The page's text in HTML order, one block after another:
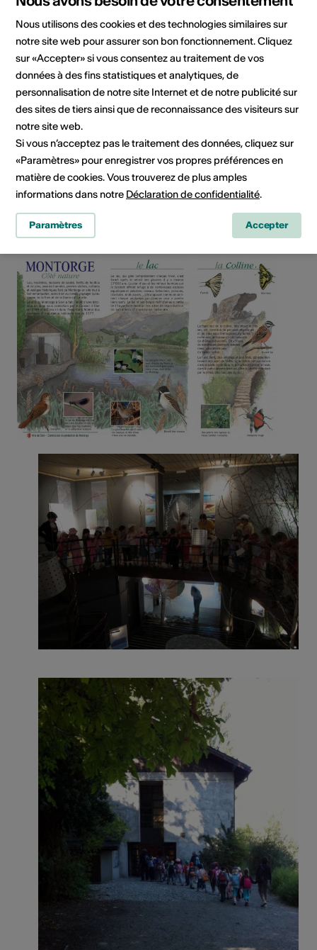
Promenade du lac
Montorge
1950 Sion
Téléphone 0273953639
E-Mail
Site Internet
Planifier un itinéraire
Transports publics
Partager l'infrastructure
Nous utilisons des cookies et des technologies similaires sur
notre site web pour assurer son bon fonctionnement. Cliquez
sur «Accepter» si vous consentez au traitement de vos
données à des fins statistiques et analytiques, de
personnalisation de notre site Internet et de notre publicité sur
des sites de tiers ainsi que de reconnaissance des visiteurs sur
notre site web.
Si vous n’acceptez pas le traitement des données, cliquez sur
«Paramètres» pour enregistrer vos propres préférences en
matière de cookies. Vous trouverez de plus amples
informations dans notre Déclaration de confidentialité.
Paramètres Accepter